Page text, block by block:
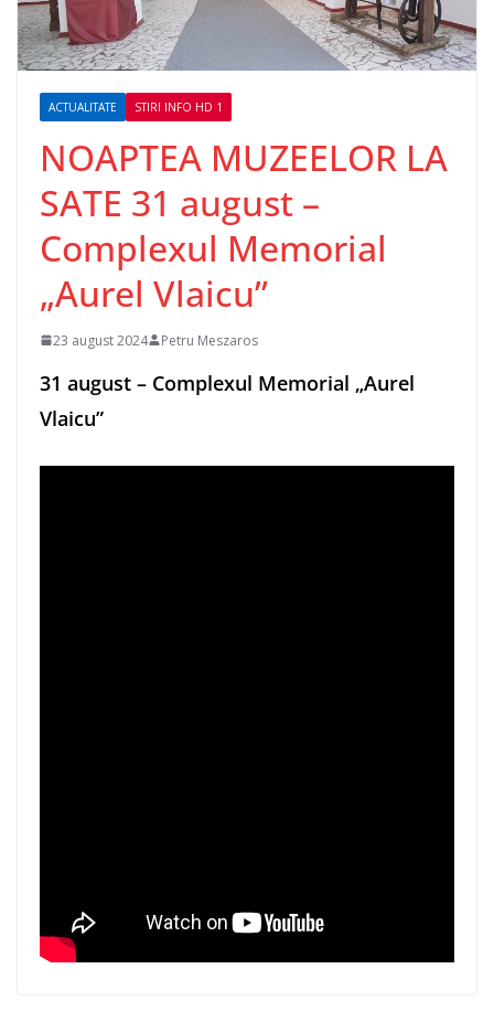
ACTUALITATE STIRI INFO HD 1
NOAPTEA MUZEELOR LA
SATE 31 august –
Complexul Memorial
„Aurel Vlaicu”
23 august 2024 Petru Meszaros
31 august – Complexul Memorial „Aurel
Vlaicu”